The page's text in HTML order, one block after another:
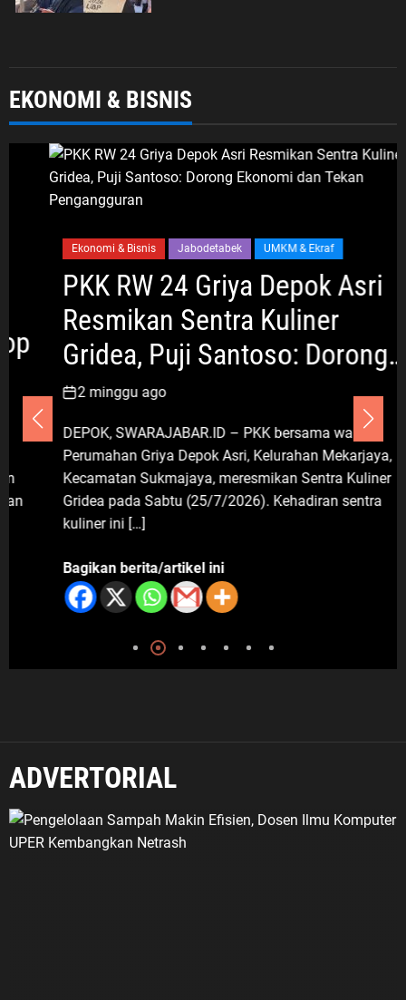
H. Zuli Zulkipli Soroti Dugaan
Pencatutan Nama BAZNAS di
Cikarang Timur, Desak Oknum
Diungkap demi Efek Jera
7 Agustus 2026
Umum
Dinilai Cemarkan Nama Organisasi
FWJ Indonesia, Pengurus Korwil
Kabupaten Bekasi Laporkan RSP
alias Ros ke Polisi
8 Agustus 2026
Polda Metro Jaya Tegaskan
Mayoritas Temuan di Yayasan
Jakarta Selatan Bukan Senjata Api,
Proses Pendalaman Terus Berjalan
EKONOMI & BISNIS
Ekonomi & Bisnis Jabodetabek UMKM & Ekraf
PKK RW 24 Griya Depok Asri
Resmikan Sentra Kuliner
Gridea, Puji Santoso: Dorong
Ekonomi dan Tekan
Pengangguran
2 minggu ago
DEPOK, SWARAJABAR.ID – PKK bersama warga
Perumahan Griya Depok Asri, Kelurahan Mekarjaya,
Kecamatan Sukmajaya, meresmikan Sentra Kuliner
Gridea pada Sabtu (25/7/2026). Kehadiran sentra
kuliner ini […]
Bagikan berita/artikel ini
ADVERTORIAL